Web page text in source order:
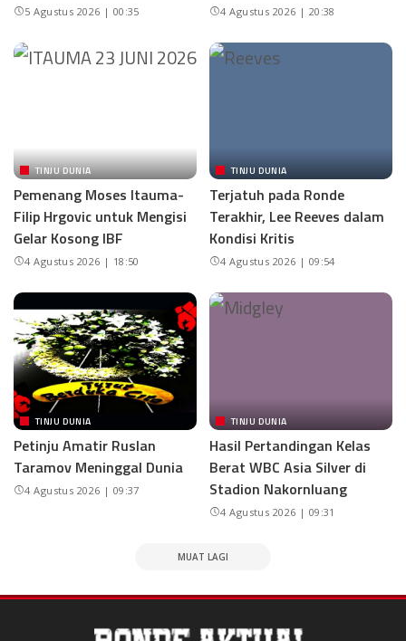
5 Agustus 2026 | 00:35 4 Agustus 2026 | 20:38
TINJU DUNIA
Pemenang Moses Itauma-
Filip Hrgovic untuk Mengisi
Gelar Kosong IBF
4 Agustus 2026 | 18:50
TINJU DUNIA
Terjatuh pada Ronde
Terakhir, Lee Reeves dalam
Kondisi Kritis
4 Agustus 2026 | 09:54
TINJU DUNIA
Petinju Amatir Ruslan
Taramov Meninggal Dunia
4 Agustus 2026 | 09:37
TINJU DUNIA
Hasil Pertandingan Kelas
Berat WBC Asia Silver di
Stadion Nakornluang
4 Agustus 2026 | 09:31
MUAT LAGI